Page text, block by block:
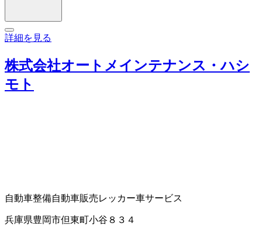
詳細を見る
株式会社オートメインテナンス・ハシ
モト
自動車整備自動車販売レッカー車サービス
兵庫県豊岡市但東町小谷８３４